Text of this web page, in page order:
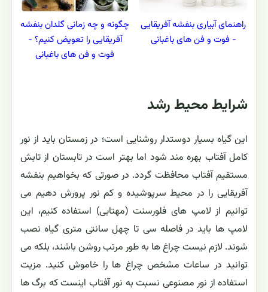
راهنمای آبیاری بنفشه آفریقایی
- فوت و فن های باغبانی
چگونه و چه زمانی گلدان بنفشه
آفریقایی را تعویض کنیم؟ -
فوت و فن های باغبانی
شرایط محیط رشد
این گیاه بسیار دوستدار روشنایی است؛ در زمستان باید از نور
كامل آفتاب بهره مند شود اما بهتر است در تابستان از تابش
مستقیم آفتاب محافظت گردد. در صورتی كه بخواهیم بنفشه
آفریقایی را در محیط سرپوشیده و كم نور پرورش دهیم می
توانیم از لامپ های فلورسنت (مهتابی) استفاده كنیم، این
لامپ ها باید در فاصله سی تا چهل سانتی متری گیاه نصب
شوند. لازم نیست چراغ ها به طور مرتب روشن باشند، بلكه می
توانید در ساعات مشخص چراغ ها را خاموش كنید. مزیت
استفاده از نور مصنوعی نسبت به نور آفتاب اینست كه برگ ها